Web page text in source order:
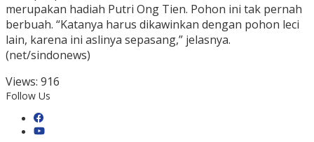
merupakan hadiah Putri Ong Tien. Pohon ini tak pernah
berbuah. “Katanya harus dikawinkan dengan pohon leci
lain, karena ini aslinya sepasang,” jelasnya.
(net/sindonews)
Views: 916
Follow Us